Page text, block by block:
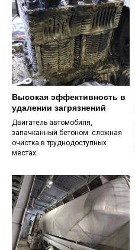
Высокая эффективность в
удалении загрязнений
Двигатель автомобиля,
запачканный бетоном: сложная
очистка в труднодоступных
местах.